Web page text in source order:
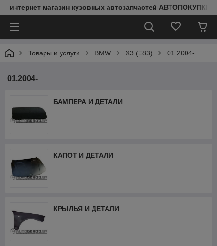
интернет магазин кузовных автозапчастей АВТОПОКУПКИ
Товары и услуги BMW X3 (E83) 01.2004-
01.2004-
БАМПЕРА И ДЕТАЛИ
КАПОТ И ДЕТАЛИ
КРЫЛЬЯ И ДЕТАЛИ